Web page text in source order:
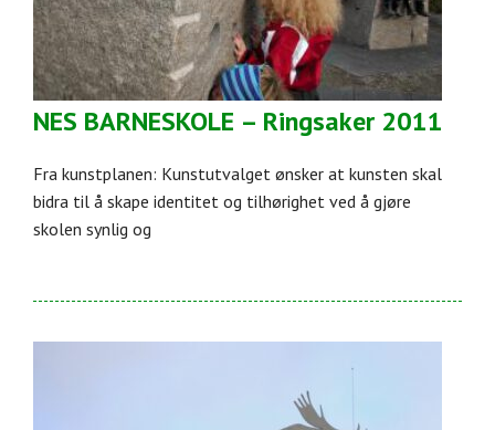
NES BARNESKOLE – Ringsaker 2011
Fra kunstplanen: Kunstutvalget ønsker at kunsten skal
bidra til å skape identitet og tilhørighet ved å gjøre
skolen synlig og